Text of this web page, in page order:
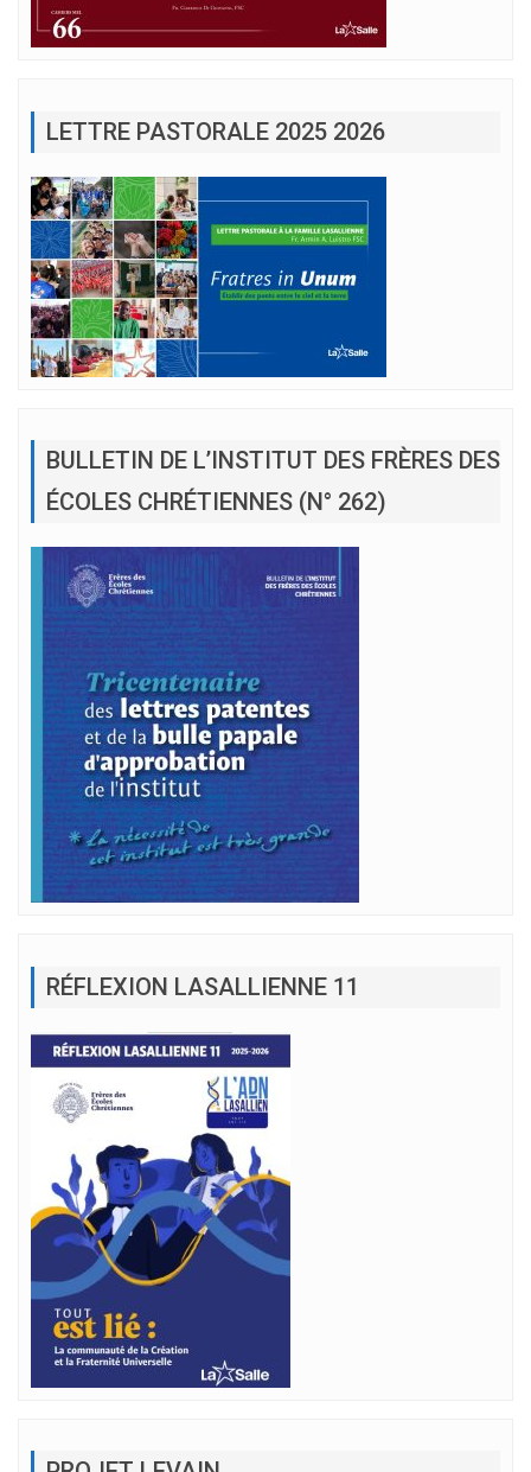
LETTRE PASTORALE 2025 2026
BULLETIN DE L’INSTITUT DES FRÈRES DES
ÉCOLES CHRÉTIENNES (N° 262)
RÉFLEXION LASALLIENNE 11